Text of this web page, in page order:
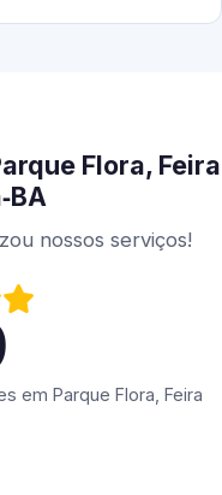
Flora, Feira
nossos serviços!
em Parque Flora, Feira